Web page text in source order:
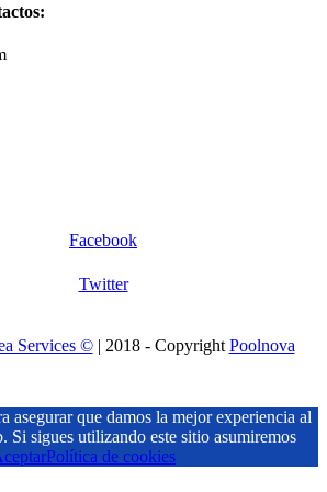
Facebook
Twitter
Services ©| 2018 - Copyright Poolnova
asegurar que damos la mejor experiencia al
Si sigues utilizando este sitio asumiremos
Política de cookies